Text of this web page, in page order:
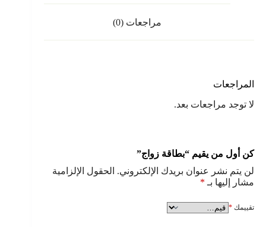
مراجعات (0)
المراجعات
لا توجد مراجعات بعد.
كن أول من يقيم “بطاقة زواج”
لن يتم نشر عنوان بريدك الإلكتروني. الحقول الإلزامية
مشار إليها بـ *
تقييمك *